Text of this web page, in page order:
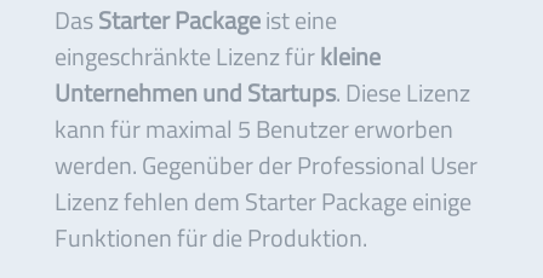
DasStarter Packageist eine
eingeschränkte Lizenz fürkleine
Unternehmen und Startups. Diese Lizenz
kann für maximal 5 Benutzer erworben
werden. Gegenüber der Professional User
Lizenz fehlen dem Starter Package einige
Funktionen für die Produktion.